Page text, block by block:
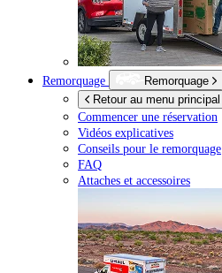
Remorquage
Remorquage
Retour au menu principal
Commencer une réservation
Vidéos explicatives
Conseils pour le remorquage
FAQ
Attaches et accessoires